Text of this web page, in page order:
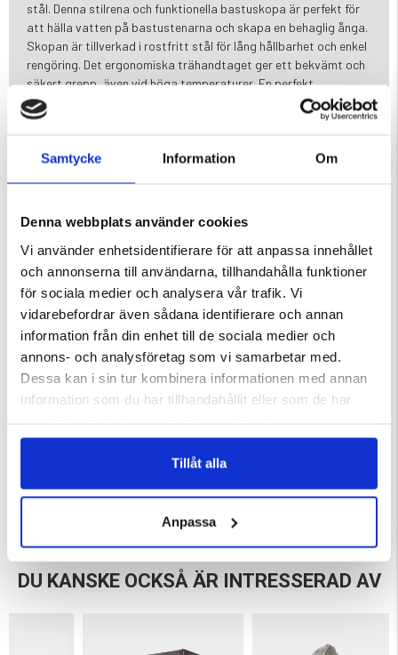
Samtycke Information Om
Denna webbplats använder cookies
Vi använder enhetsidentifierare för att anpassa innehållet
och annonserna till användarna, tillhandahålla funktioner
för sociala medier och analysera vår trafik. Vi
vidarebefordrar även sådana identifierare och annan
information från din enhet till de sociala medier och
annons- och analysföretag som vi samarbetar med.
Dessa kan i sin tur kombinera informationen med annan
information som du har tillhandahållit eller som de har
Tillåt alla
Anpassa
stål. Denna stilrena och funktionella bastuskopa är perfekt för
att hälla vatten på bastustenarna och skapa en behaglig ånga.
Skopan är tillverkad i rostfritt stål för lång hållbarhet och enkel
rengöring. Det ergonomiska trähandtaget ger ett bekvämt och
säkert grepp, även vid höga temperaturer. En perfekt
kombination av traditionell design och modern kvalitet.
Bastuskopa i rostfritt stål
Perfekt för bastu och sauna
Hållbar och lätt att rengöra
Specifikationer:
Längd: 31 cm
Bredd: 7,5 cm
Höjd: 38 cm
Vikt: 0,13 kg
Färg: Stål / Natur
Material: Rostfritt stål
DU KANSKE OCKSÅ ÄR INTRESSERAD AV